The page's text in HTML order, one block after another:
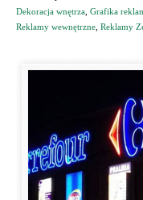
Dekoracja wnętrza Grafika
Reklamy wewnętrzne Reklamy